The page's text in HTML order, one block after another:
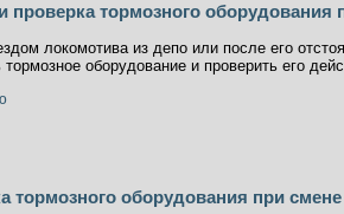
проверка тормозного оборудования
локомотива из депо или после его
тормозное оборудование и проверить его
тормозного оборудования при